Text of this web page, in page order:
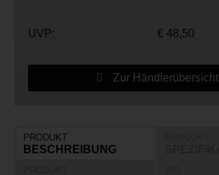
UVP: € 48,50
Zur Händlerübersicht
PRODUKT
BESCHREIBUNG